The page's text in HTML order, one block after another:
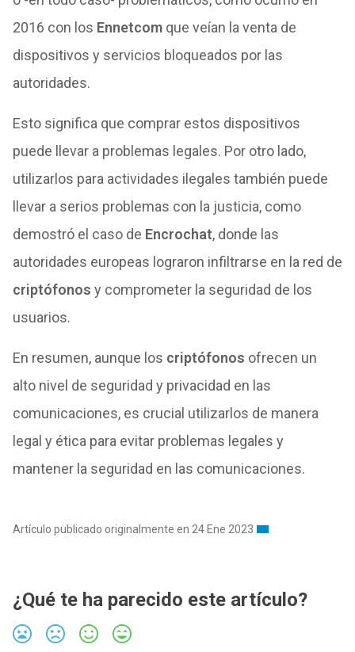
2016 con los Ennetcomque veían la venta de
dispositivos y servicios bloqueados por las
autoridades.
Esto significa que comprar estos dispositivos
puede llevar a problemas legales. Por otro lado,
utilizarlos para actividades ilegales también puede
llevar a serios problemas con la justicia, como
demostró el caso de Encrochat, donde las
autoridades europeas lograron infiltrarse en la red de
criptófonos y comprometer la seguridad de los
usuarios.
En resumen, aunque los criptófonos ofrecen un
alto nivel de seguridad y privacidad en las
comunicaciones, es crucial utilizarlos de manera
legal y ética para evitar problemas legales y
mantener la seguridad en las comunicaciones.
Artículo publicado originalmente en 24 Ene 2023
¿Qué te ha parecido este artículo?